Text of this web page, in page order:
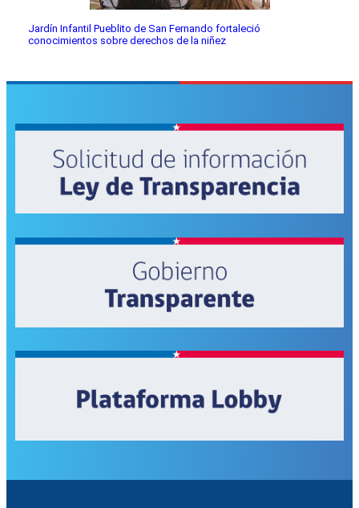
Jardín Infantil Pueblito de San Fernando fortaleció
conocimientos sobre derechos de la niñez